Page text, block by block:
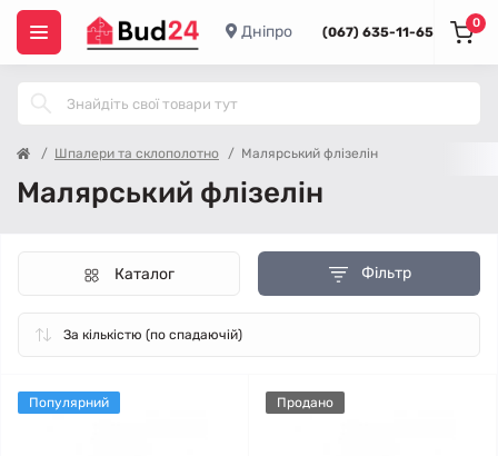
Дніпро (067) 635-11-65
0
Шпалери та склополотно Малярський флізелін
Малярський флізелін
Фільтр
Каталог
Популярний Продано